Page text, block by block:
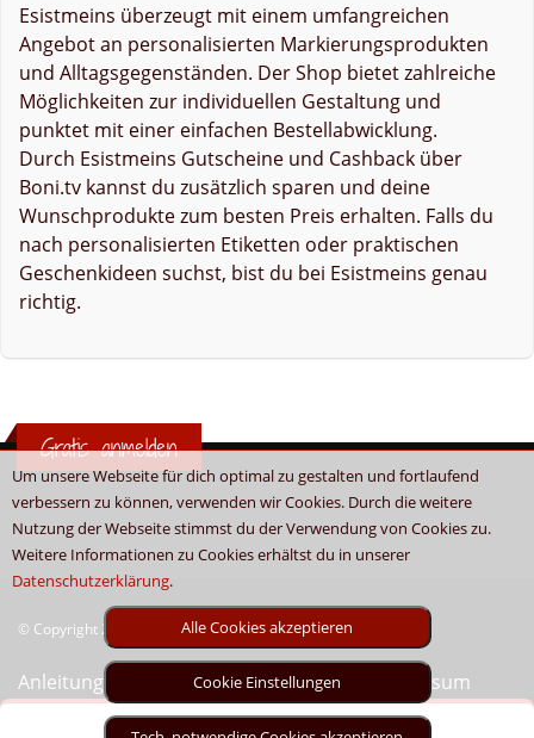
Um unsere Webseite für dich optimal zu gestalten und fortlaufend
verbessern zu können, verwenden wir Cookies. Durch die weitere
Nutzung der Webseite stimmst du der Verwendung von Cookies zu.
Weitere Informationen zu Cookies erhältst du in unserer
Datenschutzerklärung.
Alle Cookies akzeptieren
Cookie Einstellungen
Esistmeins überzeugt mit einem umfangreichen
Angebot an personalisierten Markierungsprodukten
und Alltagsgegenständen. Der Shop bietet zahlreiche
Möglichkeiten zur individuellen Gestaltung und
punktet mit einer einfachen Bestellabwicklung.
Durch Esistmeins Gutscheine und Cashback über
Boni.tv kannst du zusätzlich sparen und deine
Wunschprodukte zum besten Preis erhalten. Falls du
nach personalisierten Etiketten oder praktischen
Geschenkideen suchst, bist du bei Esistmeins genau
richtig.
Gratis anmelden
© Copyright 2026 - Boni.tv / Cashback & Gutscheine
Anleitung Sitemap Kontakt Unser Impressum